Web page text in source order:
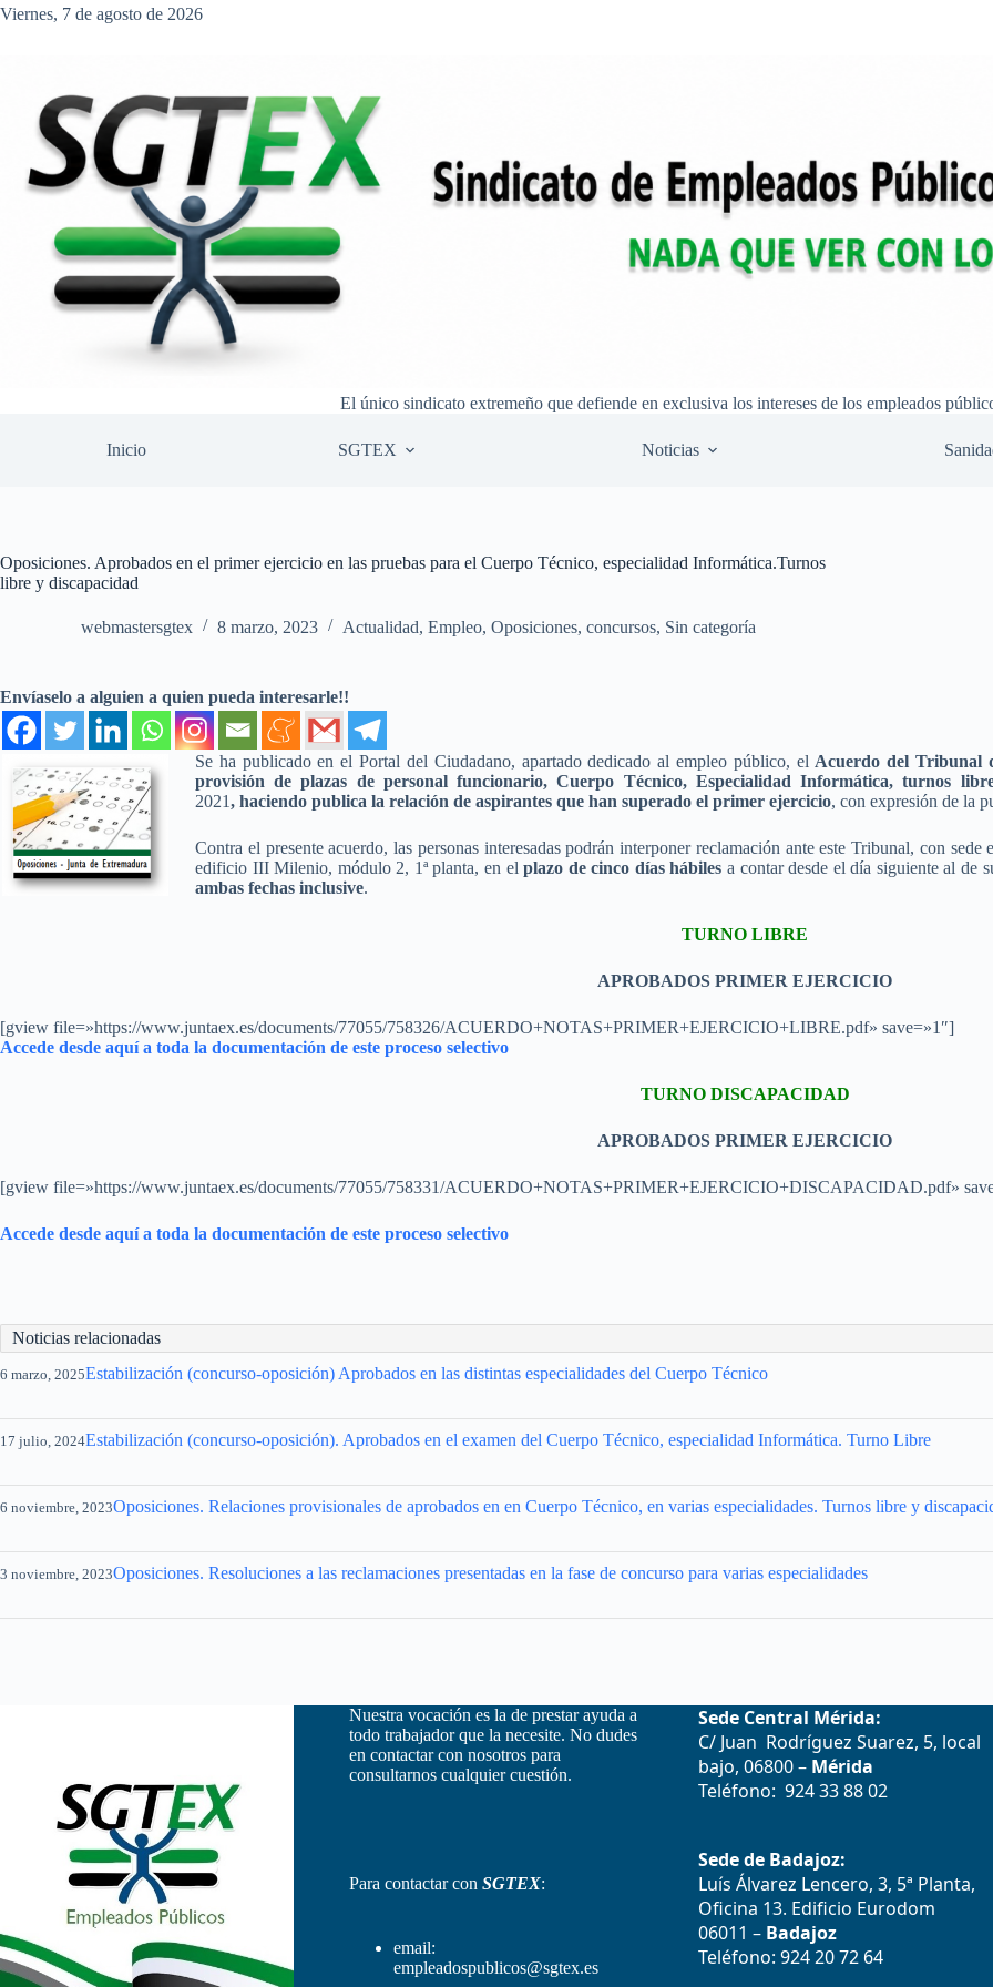
Saltar
Viernes, 7 de agosto de 2026
El único sindicato extremeño que defiende en exclusiva los intereses de los empleados
Inicio SGTEX Noticias
Oposiciones. Aprobados en el primer ejercicio en las pruebas para el Cuerpo Técnico, especialidad Informática.Turnos
libre y discapacidad
webmastersgtex 8 marzo, 2023 Actualidad, Empleo, Oposiciones, concursos, Sin categoría
Envíaselo a alguien a quien pueda interesarle!!
Se ha publicado en el Portal del Ciudadano, apartado dedicado al empleo público, el Acuerdo del Tribunal
provisión de plazas de personal funcionario, Cuerpo Técnico, Especialidad Informática, turnos
2021, haciendo publica la relación de aspirantes que han superado el primer ejercicio, con expresión de la
Contra el presente acuerdo, las personas interesadas podrán interponer reclamación ante este Tribunal, con
edificio III Milenio, módulo 2, 1ª planta, en elplazo de cinco días hábiles a contar desde el día siguiente al de
ambas fechas inclusive.
TURNO LIBRE
APROBADOS PRIMER EJERCICIO
[gview file=»https://www.juntaex.es/documents/77055/758326/ACUERDO+NOTAS+PRIMER+EJERCICIO+LIBRE.pdf» save=»1″]
Accede desde aquí a toda la documentación de este proceso selectivo
TURNO DISCAPACIDAD
APROBADOS PRIMER EJERCICIO
[gview file=»https://www.juntaex.es/documents/77055/758331/ACUERDO+NOTAS+PRIMER+EJERCICIO+DISCAPACIDAD.pdf»
Accede desde aquí a toda la documentación de este proceso selectivo
Noticias relacionadas
6 marzo, 2025Estabilización (concurso-oposición) Aprobados en las distintas especialidades del Cuerpo Técnico
17 julio, 2024Estabilización (concurso-oposición). Aprobados en el examen del Cuerpo Técnico, especialidad Informática. Turno Libre
6 noviembre, 2023Oposiciones. Relaciones provisionales de aprobados en en Cuerpo Técnico, en varias especialidades. Turnos libre y
3 noviembre, 2023Oposiciones. Resoluciones a las reclamaciones presentadas en la fase de concurso para varias especialidades
Nuestra vocación es la de prestar ayuda a
todo trabajador que la necesite. No dudes
en contactar con nosotros para
consultarnos cualquier cuestión.
Para contactar con SGTEX:
email:
empleadospublicos@sgtex.es
Sede Central Mérida:
C/ Juan Rodríguez Suarez, 5, local
bajo, 06800 – Mérida
Teléfono: 924 33 88 02
Sede de Badajoz:
Luís Álvarez Lencero, 3, 5ª Planta,
Oficina 13. Edificio Eurodom
06011 – Badajoz
Teléfono: 924 20 72 64